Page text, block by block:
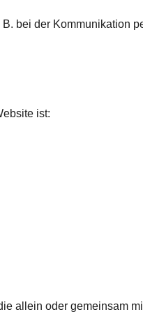
bei der
ist:
allein oder gemeinsam